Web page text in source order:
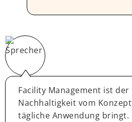
Facility Management ist
Nachhaltigkeit vom
tägliche Anwendung bringt.